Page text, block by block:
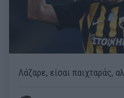
Λάζαρε, είσαι παιχταράς,